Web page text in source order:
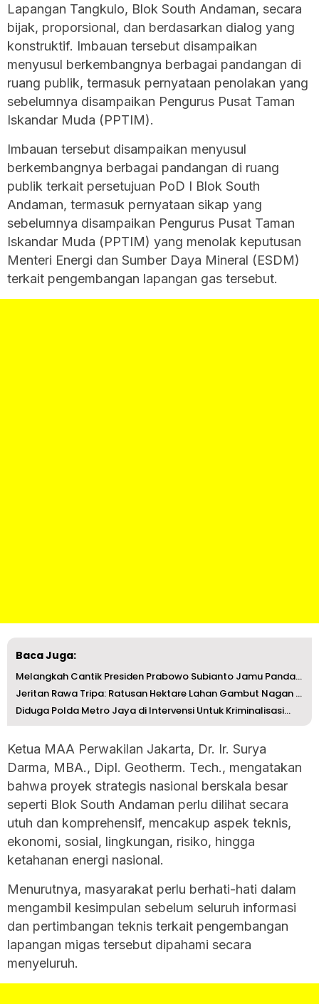
Lapangan Tangkulo, Blok South Andaman, secara
bijak, proporsional, dan berdasarkan dialog yang
konstruktif. Imbauan tersebut disampaikan
menyusul berkembangnya berbagai pandangan di
ruang publik, termasuk pernyataan penolakan yang
sebelumnya disampaikan Pengurus Pusat Taman
Iskandar Muda (PPTIM).
Imbauan tersebut disampaikan menyusul
berkembangnya berbagai pandangan di ruang
publik terkait persetujuan PoD I Blok South
Andaman, termasuk pernyataan sikap yang
sebelumnya disampaikan Pengurus Pusat Taman
Iskandar Muda (PPTIM) yang menolak keputusan
Menteri Energi dan Sumber Daya Mineral (ESDM)
terkait pengembangan lapangan gas tersebut.
Baca Juga:
Melangkah Cantik Presiden Prabowo Subianto Jamu Pandawara...
Jeritan Rawa Tripa: Ratusan Hektare Lahan Gambut Nagan Ra...
Diduga Polda Metro Jaya di Intervensi Untuk Kriminalisasi...
Ketua MAA Perwakilan Jakarta, Dr. Ir. Surya
Darma, MBA., Dipl. Geotherm. Tech., mengatakan
bahwa proyek strategis nasional berskala besar
seperti Blok South Andaman perlu dilihat secara
utuh dan komprehensif, mencakup aspek teknis,
ekonomi, sosial, lingkungan, risiko, hingga
ketahanan energi nasional.
Menurutnya, masyarakat perlu berhati-hati dalam
mengambil kesimpulan sebelum seluruh informasi
dan pertimbangan teknis terkait pengembangan
lapangan migas tersebut dipahami secara
menyeluruh.